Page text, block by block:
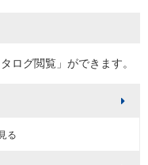
ログ閲覧」ができます。
る